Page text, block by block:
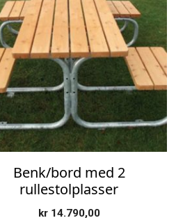
Benk/bord med 2
rullestolplasser
kr14.790,00